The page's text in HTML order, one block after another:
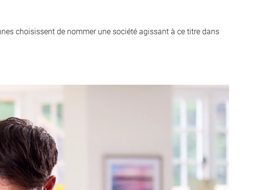
choisissent de nommer une société agissant à ce titre dans